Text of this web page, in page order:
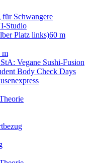
Schwangere
Studio
Platz links)60 m
m
Vegane Sushi-Fusion
Body Check Days